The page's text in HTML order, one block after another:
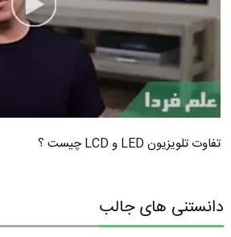
تفاوت تلویزیون LED و LCD چیست ؟
دانستنی های جالب